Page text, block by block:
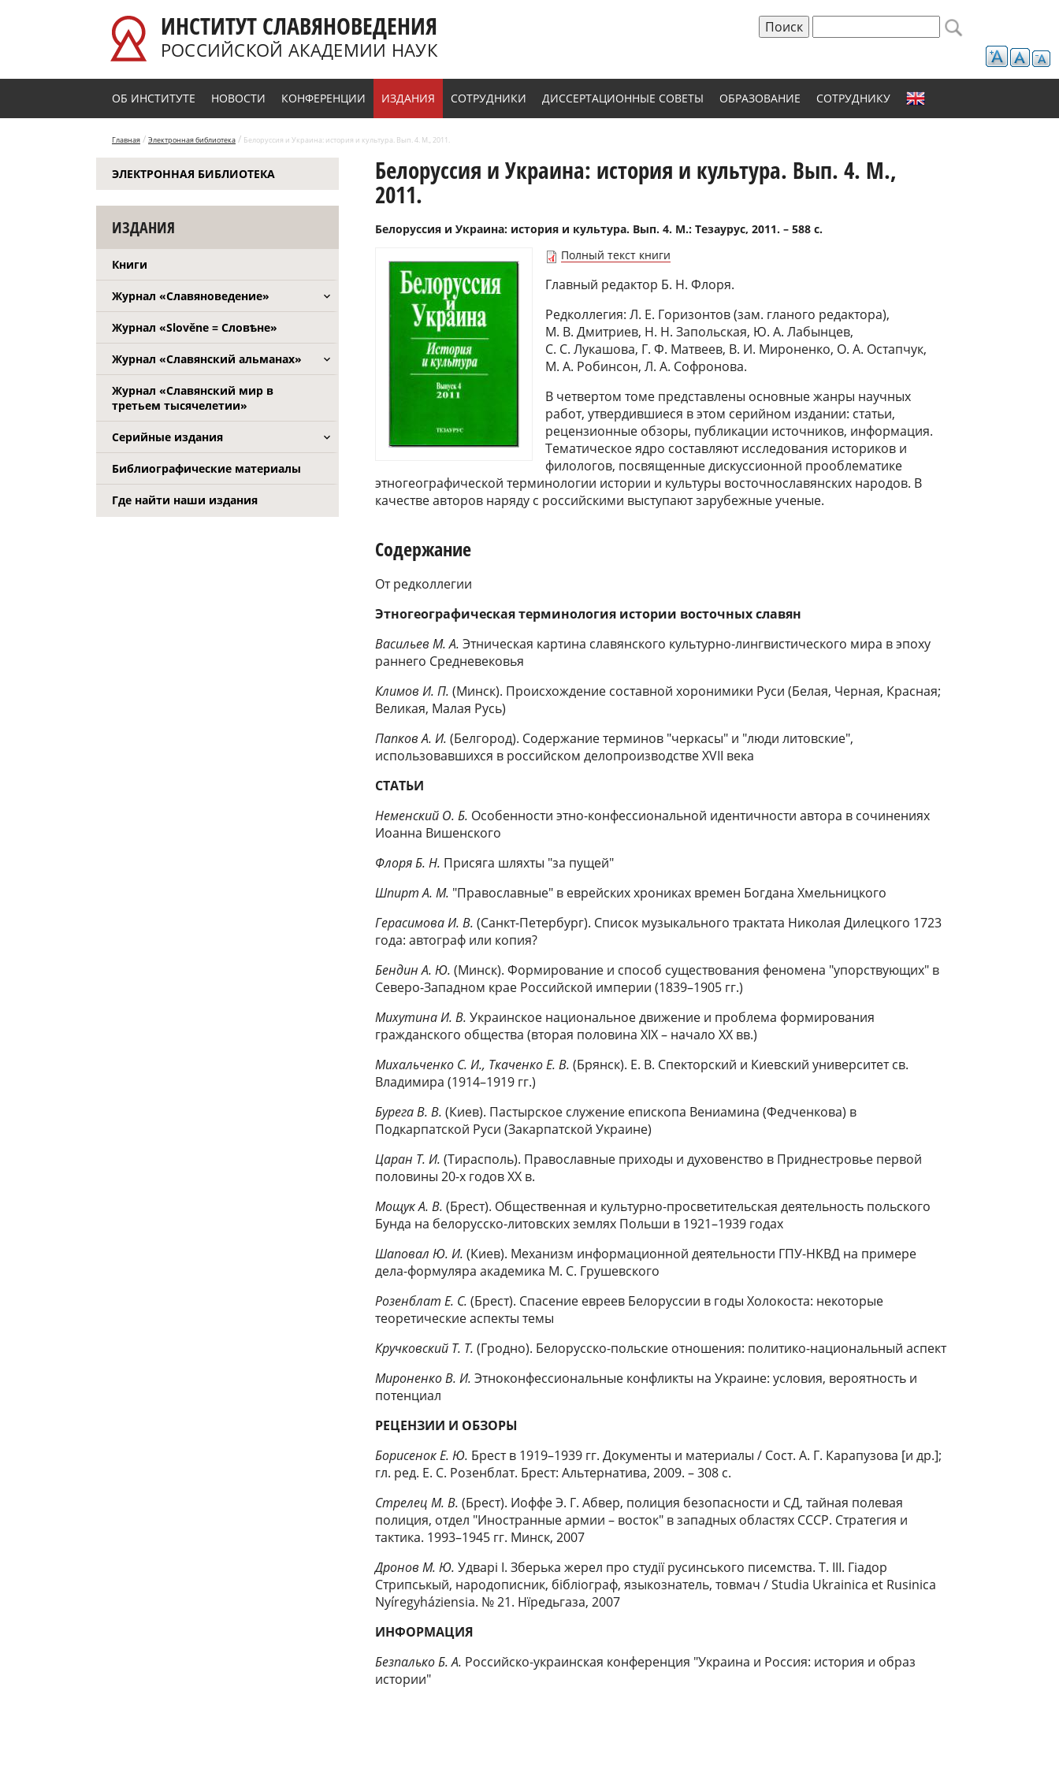
ИНСТИТУТ СЛАВЯНОВЕДЕНИЯ
РОССИЙСКОЙ АКАДЕМИИ НАУК Форма поиска
ОБ ИНСТИТУТЕ НОВОСТИ КОНФЕРЕНЦИИ ИЗДАНИЯ СОТРУДНИКИ ДИССЕРТАЦИОННЫЕ СОВЕТЫ ОБРАЗОВАНИЕ СОТРУДНИКУ
Главная / Электронная библиотека / Белоруссия и Украина: история и культура. Вып. 4. М., 2011.
ЭЛЕКТРОННАЯ БИБЛИОТЕКА
ИЗДАНИЯ
Книги
Журнал «Славяноведение»
Журнал «Slověne = Словѣне»
Журнал «Славянский альманах»
Журнал «Славянский мир в
третьем тысячелетии»
Серийные издания
Библиографические материалы
Где найти наши издания
Белоруссия и Украина: история и культура. Вып. 4. М.,
2011.
Белоруссия и Украина: история и культура. Вып. 4. М.: Тезаурус, 2011. – 588 с.
Полный текст книги
Главный редактор Б. Н. Флоря.
Редколлегия: Л. Е. Горизонтов (зам. гланого редактора),
М. В. Дмитриев, Н. Н. Запольская, Ю. А. Лабынцев,
С. С. Лукашова, Г. Ф. Матвеев, В. И. Мироненко, О. А. Остапчук,
М. А. Робинсон, Л. А. Софронова.
В четвертом томе представлены основные жанры научных
работ, утвердившиеся в этом серийном издании: статьи,
рецензионные обзоры, публикации источников, информация.
Тематическое ядро составляют исследования историков и
филологов, посвященные дискуссионной прооблематике
этногеографической терминологии истории и культуры восточнославянских народов. В
качестве авторов наряду с российскими выступают зарубежные ученые.
Содержание
От редколлегии
Этногеографическая терминология истории восточных славян
Васильев М. А. Этническая картина славянского культурно-лингвистического мира в эпоху
раннего Средневековья
Климов И. П. (Минск). Происхождение составной хоронимики Руси (Белая, Черная, Красная;
Великая, Малая Русь)
Папков А. И. (Белгород). Содержание терминов "черкасы" и "люди литовские",
использовавшихся в российском делопроизводстве XVII века
СТАТЬИ
Неменский О. Б. Особенности этно-конфессиональной идентичности автора в сочинениях
Иоанна Вишенского
Флоря Б. Н. Присяга шляхты "за пущей"
Шпирт А. М. "Православные" в еврейских хрониках времен Богдана Хмельницкого
Герасимова И. В. (Санкт-Петербург). Список музыкального трактата Николая Дилецкого 1723
года: автограф или копия?
Бендин А. Ю. (Минск). Формирование и способ существования феномена "упорствующих" в
Северо-Западном крае Российской империи (1839–1905 гг.)
Михутина И. В. Украинское национальное движение и проблема формирования
гражданского общества (вторая половина XIX – начало XX вв.)
Михальченко С. И., Ткаченко Е. В. (Брянск). Е. В. Спекторский и Киевский университет св.
Владимира (1914–1919 гг.)
Бурега В. В. (Киев). Пастырское служение епископа Вениамина (Федченкова) в
Подкарпатской Руси (Закарпатской Украине)
Царан Т. И. (Тирасполь). Православные приходы и духовенство в Приднестровье первой
половины 20-х годов XX в.
Мощук А. В. (Брест). Общественная и культурно-просветительская деятельность польского
Бунда на белорусско-литовских землях Польши в 1921–1939 годах
Шаповал Ю. И. (Киев). Механизм информационной деятельности ГПУ-НКВД на примере
дела-формуляра академика М. С. Грушевского
Розенблат Е. С. (Брест). Спасение евреев Белоруссии в годы Холокоста: некоторые
теоретические аспекты темы
Кручковский Т. Т. (Гродно). Белорусско-польские отношения: политико-национальный аспект
Мироненко В. И. Этноконфессиональные конфликты на Украине: условия, вероятность и
потенциал
РЕЦЕНЗИИ И ОБЗОРЫ
Борисенок Е. Ю. Брест в 1919–1939 гг. Документы и материалы / Сост. А. Г. Карапузова [и др.];
гл. ред. Е. С. Розенблат. Брест: Альтернатива, 2009. – 308 с.
Стрелец М. В. (Брест). Иоффе Э. Г. Абвер, полиция безопасности и СД, тайная полевая
полиция, отдел "Иностранные армии – восток" в западных областях СССР. Стратегия и
тактика. 1993–1945 гг. Минск, 2007
Дронов М. Ю. Удварi I. Зберька жерел про студiï русинського писемства. Т. III. Гiадор
Стрипськый, народописник, бiблiограф, языкознатель, товмач / Studia Ukrainica et Rusinica
Nyíregyháziensia. № 21. Hïредьгаза, 2007
ИНФОРМАЦИЯ
Безпалько Б. А. Российско-украинская конференция "Украина и Россия: история и образ
истории"